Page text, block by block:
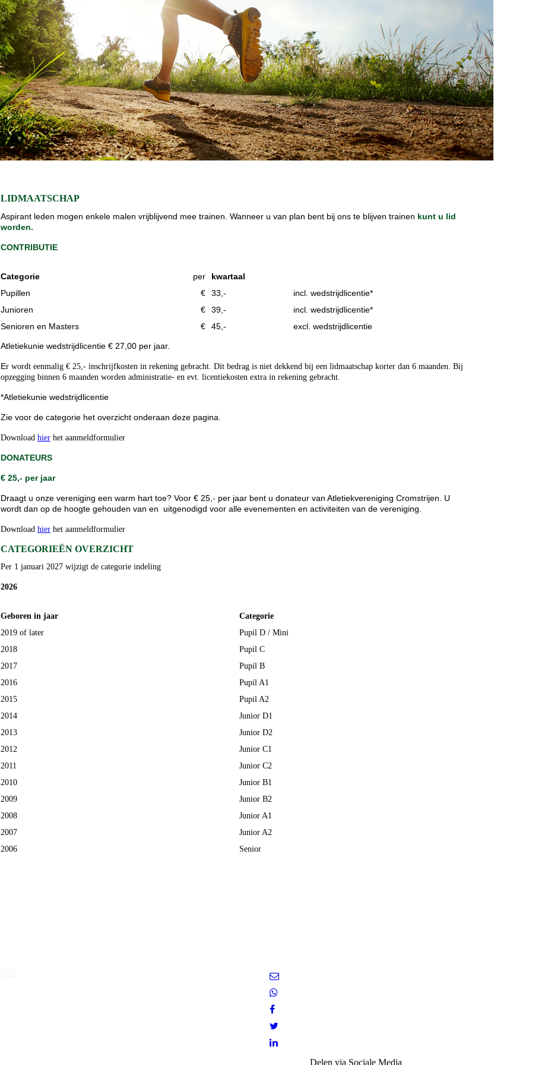
LIDMAATSCHAP
Aspirant leden mogen enkele malen vrijblijvend mee trainen. Wanneer u van plan bent bij ons te blijven trainen kunt u lid
worden.
CONTRIBUTIE
Categorie per
kwartaal
Pupillen
€ 33,-
incl. wedstrijdlicentie*
Junioren
€ 39,-
incl. wedstrijdlicentie*
Senioren en Masters
€ 45,- excl. wedstrijdlicentie
Atletiekunie wedstrijdlicentie € 27,00 per jaar.
Er wordt eenmalig € 25,- inschrijfkosten in rekening gebracht. Dit bedrag is niet dekkend bij een lidmaatschap korter dan 6 maanden. Bij
opzegging binnen 6 maanden worden administratie- en evt. licentiekosten extra in rekening gebracht.
*Atletiekunie wedstrijdlicentie
Zie voor de categorie het overzicht onderaan deze pagina.
Download hier het aanmeldformulier
DONATEURS
€ 25,- per jaar
Draagt u onze vereniging een warm hart toe? Voor € 25,- per jaar bent u donateur van Atletiekvereniging Cromstrijen. U
wordt dan op de hoogte gehouden van en uitgenodigd voor alle evenementen en activiteiten van de vereniging.
Download hier het aanmeldformulier
CATEGORIEËN OVERZICHT
Per 1 januari 2027 wijzigt de categorie indeling
2026
Geboren in jaar
Categorie
2019 of later
Pupil D / Mini
2018
Pupil C
2017
Pupil B
2016
Pupil A1
2015
Pupil A2
2014
Junior D1
2013
Junior D2
2012
Junior C1
2011
Junior C2
2010
Junior B1
2009
Junior B2
2008
Junior A1
2007
Junior A2
2006
Senior
Delen via Sociale Media